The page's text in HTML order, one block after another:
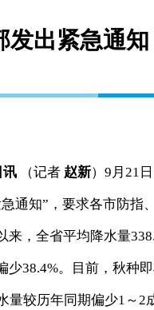
发出紧急通
讯 （记者 赵新）9月21
通知”，要求各市防
，全省平均降水量
少38.4%。目前，秋种
量较历年同期偏少1～2